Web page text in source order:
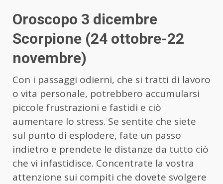
Oroscopo 3 dicembre
Scorpione (24 ottobre-22
novembre)
Con i passaggi odierni, che si tratti di lavoro
o vita personale, potrebbero accumularsi
piccole frustrazioni e fastidi e ciò
aumentare lo stress. Se sentite che siete
sul punto di esplodere, fate un passo
indietro e prendete le distanze da tutto ciò
che vi infastidisce. Concentrate la vostra
attenzione sui compiti che dovete svolgere